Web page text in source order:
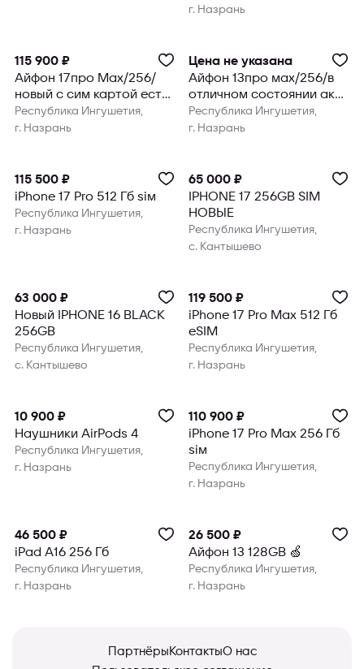
взноса
г. Назрань
115 900 ₽
Айфон 17про Мах/256/
новый с сим картой есть
исламская рассрочка
без пе
Республика Ингушетия,
г. Назрань
Цена не указана
Айфон 13про мах/256/в
отличном состоянии акб
80% есть исламская
рассро
Республика Ингушетия,
г. Назрань
115 500 ₽
iPhone 17 Pro 512 Гб sim
Республика Ингушетия,
г. Назрань
65 000 ₽
IPHONE 17 256GB SIM
НОВЫЕ
Республика Ингушетия,
с. Кантышево
63 000 ₽
Новый IPHONE 16 BLACK
256GB
Республика Ингушетия,
с. Кантышево
119 500 ₽
iPhone 17 Pro Max 512 Гб
eSIM
Республика Ингушетия,
г. Назрань
10 900 ₽
Наушники AirPods 4
Республика Ингушетия,
г. Назрань
110 900 ₽
iPhone 17 Pro Max 256 Гб
sim
Республика Ингушетия,
г. Назрань
46 500 ₽
iPad A16 256 Гб
Республика Ингушетия,
г. Назрань
26 500 ₽
Айфон 13 128GB 🍏
Республика Ингушетия,
г. Назрань
ПартнёрыКонтактыО нас